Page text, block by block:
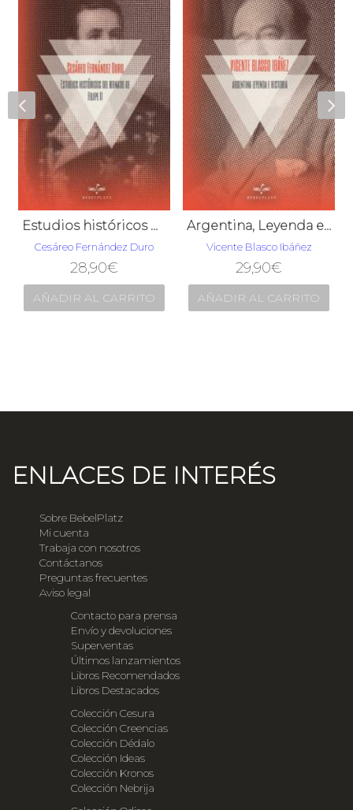
Estudios históricos del reinado de Felipe II
Cesáreo Fernández Duro
28,90€
AÑADIR AL CARRITO
Argentina, Leyenda e Historia
Vicente Blasco Ibáñez
29,90€
AÑADIR AL CARRITO
ENLACES DE INTERÉS
Sobre BebelPlatz
Mi cuenta
Trabaja con nosotros
Contáctanos
Preguntas frecuentes
Aviso legal
Contacto para prensa
Envío y devoluciones
Superventas
Últimos lanzamientos
Libros Recomendados
Libros Destacados
Colección Cesura
Colección Creencias
Colección Dédalo
Colección Ideas
Colección Kronos
Colección Nebrija